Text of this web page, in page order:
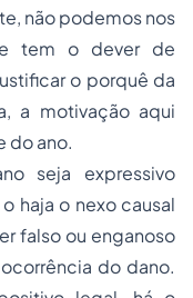
não podemos nos
tem o dever de
o porquê da
a motivação aqui
do ano.
seja expressivo
haja o nexo causal
falso ou enganoso
do dano.